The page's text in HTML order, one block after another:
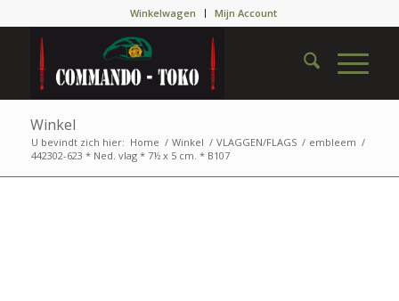
Winkelwagen Mijn Account
Winkel
U bevindt zich hier: Home / Winkel / VLAGGEN/FLAGS / embleem /
442302-623 * Ned. vlag * 7½ x 5 cm. * B107